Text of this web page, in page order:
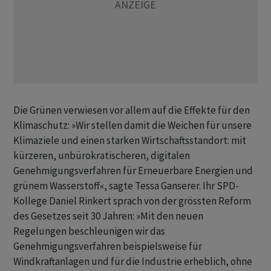
Die Grünen verwiesen vor allem auf die Effekte für den
Klimaschutz: »Wir stellen damit die Weichen für unsere
Klimaziele und einen starken Wirtschaftsstandort: mit
kürzeren, unbürokratischeren, digitalen
Genehmigungsverfahren für Erneuerbare Energien und
grünem Wasserstoff«, sagte Tessa Ganserer. Ihr SPD-
Kollege Daniel Rinkert sprach von der grössten Reform
des Gesetzes seit 30 Jahren: »Mit den neuen
Regelungen beschleunigen wir das
Genehmigungsverfahren beispielsweise für
Windkraftanlagen und für die Industrie erheblich, ohne